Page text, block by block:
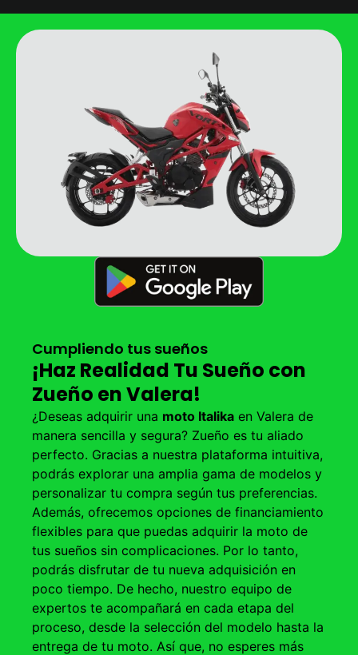
Cumpliendo tus sueños
¡Haz Realidad Tu Sueño con
Zueño en Valera!
¿Deseas adquirir una moto Italika en Valera de
manera sencilla y segura? Zueño es tu aliado
perfecto. Gracias a nuestra plataforma intuitiva,
podrás explorar una amplia gama de modelos y
personalizar tu compra según tus preferencias.
Además, ofrecemos opciones de financiamiento
flexibles para que puedas adquirir la moto de
tus sueños sin complicaciones. Por lo tanto,
podrás disfrutar de tu nueva adquisición en
poco tiempo. De hecho, nuestro equipo de
expertos te acompañará en cada etapa del
proceso, desde la selección del modelo hasta la
entrega de tu moto. Así que, no esperes más